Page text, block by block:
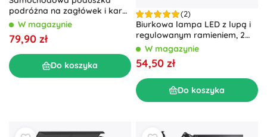
podróżna na zagłówek i kark,
regulowana – czarny
W magazynie
79,90 zł
Do koszyka
(2)
Biurkowa lampa LED z lupą i
regulowanym ramieniem, 2
możliwości mocowania
W magazynie
54,50 zł
Do koszyka